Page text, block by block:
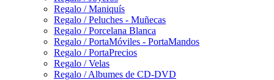
Regalo / Maniquís
Regalo / Peluches - Muñecas
Regalo / Porcelana Blanca
Regalo / PortaMóviles - PortaMandos
Regalo / PortaPrecios
Regalo / Velas
Regalo / Albumes de CD-DVD